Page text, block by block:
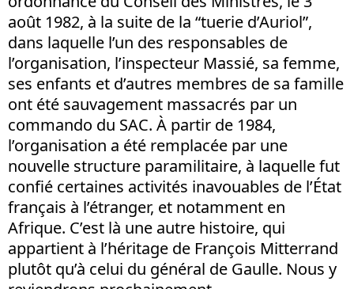
août 1982, à la suite de la “tuerie d’Auriol”,
dans laquelle l’un des responsables de
l’organisation, l’inspecteur Massié, sa femme,
ses enfants et d’autres membres de sa famille
ont été sauvagement massacrés par un
commando du SAC. À partir de 1984,
l’organisation a été remplacée par une
nouvelle structure paramilitaire, à laquelle fut
confié certaines activités inavouables de l’État
français à l’étranger, et notamment en
Afrique. C’est là une autre histoire, qui
appartient à l’héritage de François Mitterrand
plutôt qu’à celui du général de Gaulle. Nous y